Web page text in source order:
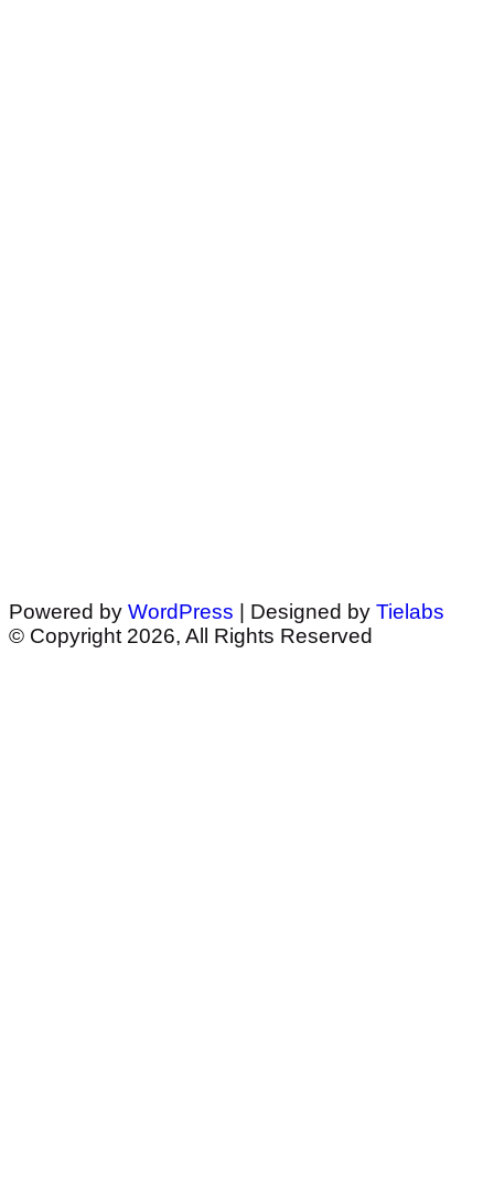
Powered by WordPress | Designed by Tielabs
© Copyright 2026, All Rights Reserved